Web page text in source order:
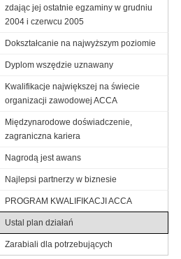
zdając jej ostatnie egzaminy w grudniu
2004 i czerwcu 2005
Dokształcanie na najwyższym poziomie
Dyplom wszędzie uznawany
Kwalifikacje największej na świecie
organizacji zawodowej ACCA
Międzynarodowe doświadczenie,
zagraniczna kariera
Nagrodą jest awans
Najlepsi partnerzy w biznesie
PROGRAM KWALIFIKACJI ACCA
Ustal plan działań
Zarabiali dla potrzebujących